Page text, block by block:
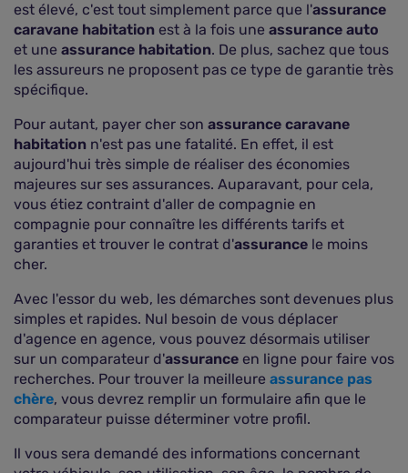
est élevé, c'est tout simplement parce que l'assurance
caravane habitation est à la fois une assurance auto
et une assurance habitation. De plus, sachez que tous
les assureurs ne proposent pas ce type de garantie très
spécifique.
Pour autant, payer cher son assurance caravane
habitation n'est pas une fatalité. En effet, il est
aujourd'hui très simple de réaliser des économies
majeures sur ses assurances. Auparavant, pour cela,
vous étiez contraint d'aller de compagnie en
compagnie pour connaître les différents tarifs et
garanties et trouver le contrat d'assurance le moins
cher.
Avec l'essor du web, les démarches sont devenues plus
simples et rapides. Nul besoin de vous déplacer
d'agence en agence, vous pouvez désormais utiliser
sur un comparateur d'assurance en ligne pour faire vos
recherches. Pour trouver la meilleure assurance pas
chère, vous devrez remplir un formulaire afin que le
comparateur puisse déterminer votre profil.
Il vous sera demandé des informations concernant